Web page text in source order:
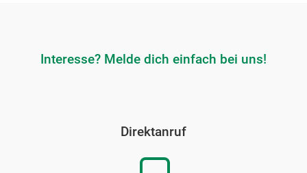
Interesse? Melde dich einfach bei uns!
Direktanruf